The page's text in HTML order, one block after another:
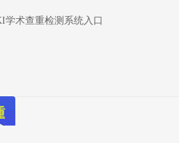
术查重检测系统入口